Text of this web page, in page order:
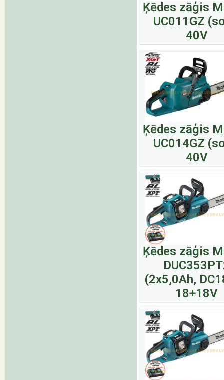
Ķēdes zāģis
UC011GZ
40V
Ķēdes zāģis
UC014GZ
40V
Ķēdes zāģis
(2x5,0Ah,
18+18V